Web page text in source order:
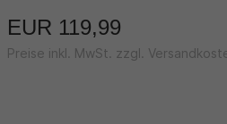
EUR 119,99
Preise inkl. MwSt. zzgl.